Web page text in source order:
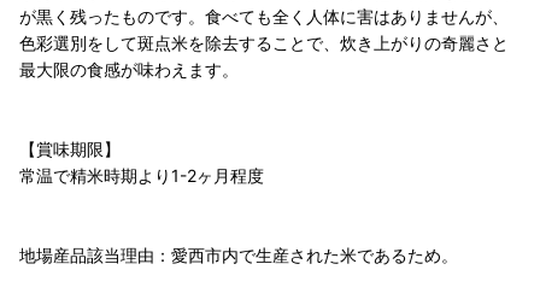
が黒く残ったものです。食べても全く人体に害はありませんが、
色彩選別をして斑点米を除去することで、炊き上がりの奇麗さと
最大限の食感が味わえます。
【賞味期限】
常温で精米時期より1-2ヶ月程度
地場産品該当理由：愛西市内で生産された米であるため。